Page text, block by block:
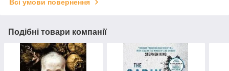
Всі умови повернення
Подібні товари компанії